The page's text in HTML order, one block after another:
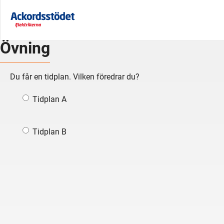
Övning
Du får en tidplan. Vilken föredrar du?
Tidplan A
Tidplan B